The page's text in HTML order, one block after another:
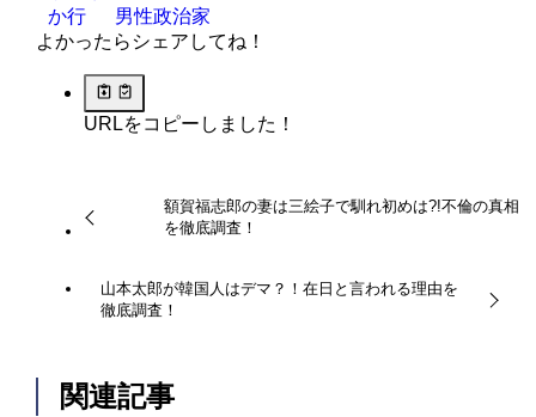
か行
男性政治家
よかったらシェアしてね！
URLをコピーしました！
額賀福志郎の妻は三絵子で馴れ初めは?!不倫の真相
を徹底調査！
山本太郎が韓国人はデマ？！在日と言われる理由を
徹底調査！
関連記事